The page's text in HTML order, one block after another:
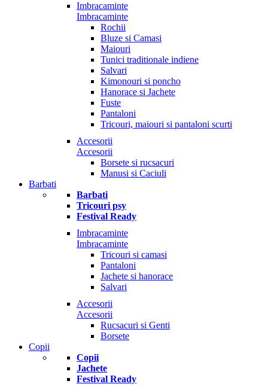
Imbracaminte
Imbracaminte
Rochii
Bluze si Camasi
Maiouri
Tunici traditionale indiene
Salvari
Kimonouri si poncho
Hanorace si Jachete
Fuste
Pantaloni
Tricouri, maiouri si pantaloni scurti
Accesorii
Accesorii
Borsete si rucsacuri
Manusi si Caciuli
Barbati
Barbati
Tricouri psy
Festival Ready
Imbracaminte
Imbracaminte
Tricouri si camasi
Pantaloni
Jachete si hanorace
Salvari
Accesorii
Accesorii
Rucsacuri si Genti
Borsete
Copii
Copii
Jachete
Festival Ready